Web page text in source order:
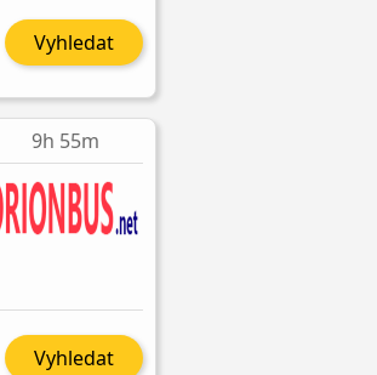
Vyhledat
9h 55m
Vyhledat